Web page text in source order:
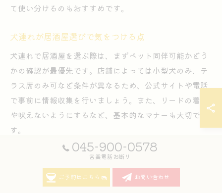
て使い分けるのもおすすめです。
犬連れが居酒屋選びで気をつける点
犬連れで居酒屋を選ぶ際は、まずペット同伴可能かどう
かの確認が最優先です。店舗によっては小型犬のみ、テ
ラス席のみ可など条件が異なるため、公式サイトや電話
で事前に情報収集を行いましょう。また、リードの着用
や吠えないようにするなど、基本的なマナーも大切で
す。
犬用の水やフードの持ち込み可否、周囲のお客様への配
の犬や人に迷惑をかけてしまった場合には、すぐに対応
045-900-0578
営業電話お断り
ご予約はこちら お問い合わせ